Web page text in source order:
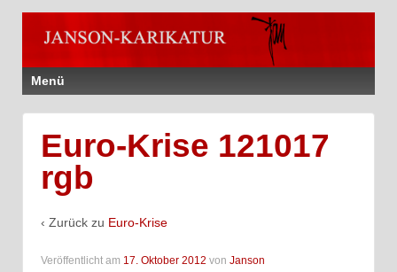
Menü
Euro-Krise 121017
rgb
‹ Zurück zu Euro-Krise
Veröffentlicht am 17. Oktober 2012 von Janson